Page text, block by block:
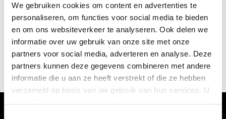
We gebruiken cookies om content en advertenties te
personaliseren, om functies voor social media te bieden
en om ons websiteverkeer te analyseren. Ook delen we
informatie over uw gebruik van onze site met onze
partners voor social media, adverteren en analyse. Deze
partners kunnen deze gegevens combineren met andere
informatie die u aan ze heeft verstrekt of die ze hebben
verzameld op basis van uw gebruik van hun services. U
Tijdens de Koude Oorlog heerste een sfeer van onzekerheid. Er
gingen talloze complottheorieën rond, van de moord op John
F. Kennedy tot het in scène zetten van de maanlanding. Maar
bovenal heerste er een groot wantrouwen tegen de
communistische Sovjet-Unie. Uit angst voor een atoomoorlog
werden op verschillende plekken in Noord-Holland geheime
schuilkelders aangelegd voor burgers en overheid.